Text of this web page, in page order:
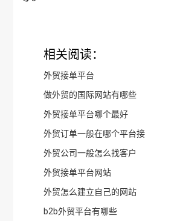
相关阅读：
外贸接单平台
做外贸的国际网站有哪些
外贸接单平台哪个最好
外贸订单一般在哪个平台接
外贸公司一般怎么找客户
外贸接单平台网站
外贸怎么建立自己的网站
b2b外贸平台有哪些